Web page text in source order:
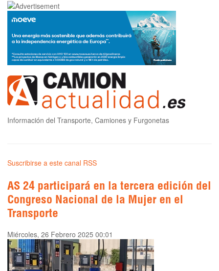
Información del Transporte, Camiones y Furgonetas
Suscribirse a este canal RSS
AS 24 participará en la tercera edición del
Congreso Nacional de la Mujer en el
Transporte
Miércoles, 26 Febrero 2025 00:01